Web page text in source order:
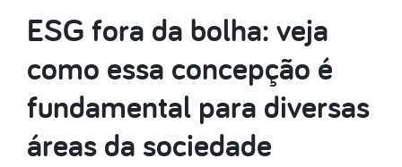
ESG fora da bolha: veja
como essa concepção é
fundamental para diversas
áreas da sociedade